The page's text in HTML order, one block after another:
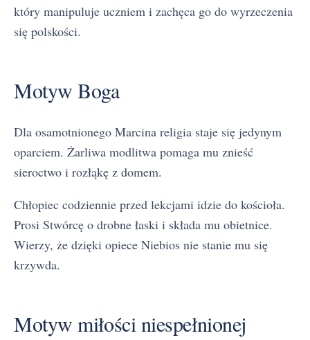
który manipuluje uczniem i zachęca go do wyrzeczenia
się polskości.
Motyw Boga
Dla osamotnionego Marcina religia staje się jedynym
oparciem. Żarliwa modlitwa pomaga mu znieść
sieroctwo i rozłąkę z domem.
Chłopiec codziennie przed lekcjami idzie do kościoła.
Prosi Stwórcę o drobne łaski i składa mu obietnice.
Wierzy, że dzięki opiece Niebios nie stanie mu się
krzywda.
Motyw miłości niespełnionej